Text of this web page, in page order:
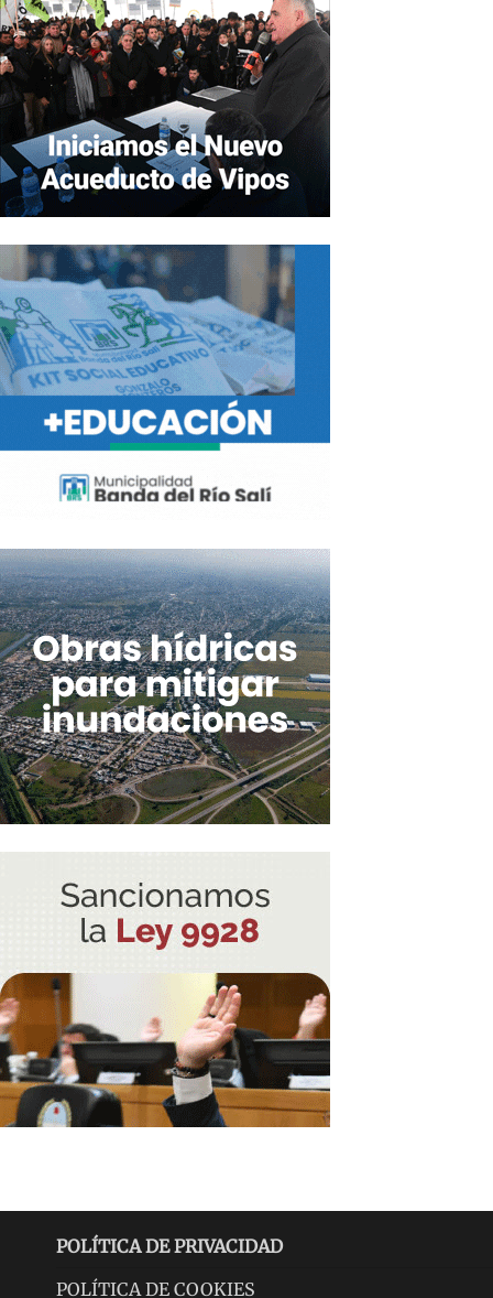
POLÍTICA DE PRIVACIDAD
POLÍTICA DE COOKIES